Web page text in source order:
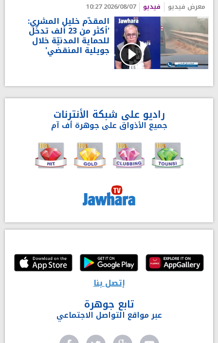
معرض فيديو فيديو 2026/08/07 10:27
المقدّم خليل المشري:
'أكثر من 23 ألف تدخّل
للحماية المدنيّة خلال
جويلية المنقضي'
راديو على شبكة الأنترنات
جميع الأذواق على جوهرة أف آم
إتصل بنا
تابع جوهرة
عبر مواقع التواصل الاجتماعي